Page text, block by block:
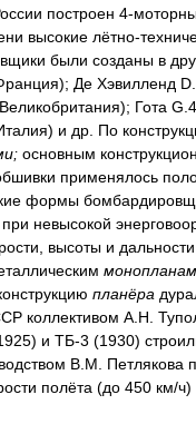
построен 4-
высокие лётно-
были созданы в
Де Хэвилленд
Гота
и др. По
основным
применялось
формы
невысокой
высоты и
планёра
коллективом А.Н.
и ТБ-3 (1930)
В.М. Петлякова
полёта (до 450 км/ч)